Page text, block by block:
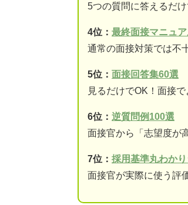
5つの質問に答えるだ
4位： 最終面接マニュ
通常の面接対策では不
5位： 面接回答集60選
見るだけでOK！面接
6位： 逆質問例100選
面接官から「志望度が
7位： 採用基準丸わかり
面接官が実際に使う評